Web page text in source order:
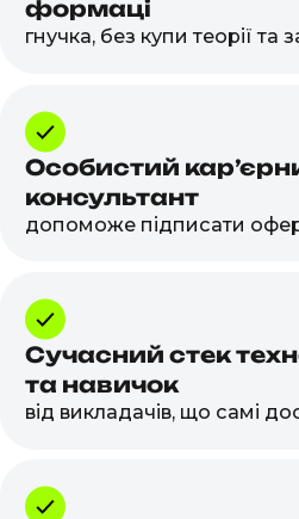
формаці
гнучка, без купи теорії та
Особистий
консультант
допоможе підписати
Сучасний стек
та навичок
від викладачів, що самі